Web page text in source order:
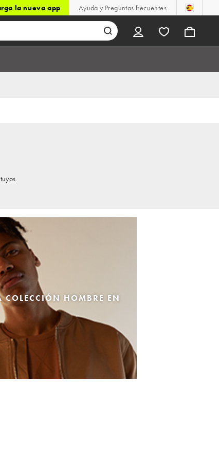
la nueva app Ayuda y Preguntas frecuentes
COLECCIÓN HOMBRE EN